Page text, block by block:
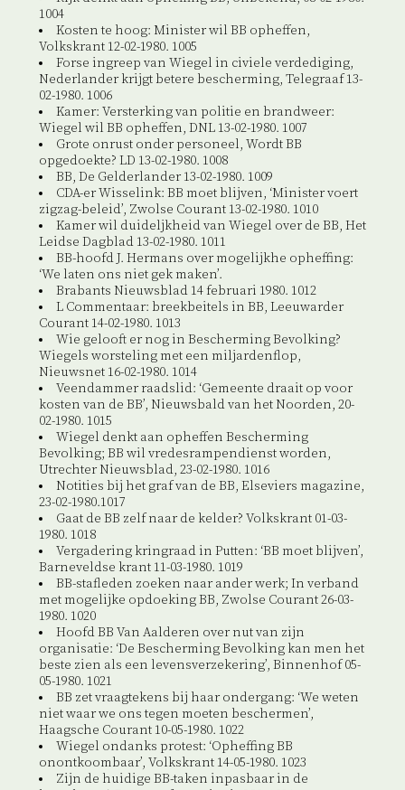
1004
Kosten te hoog: Minister wil BB opheffen,
Volkskrant 12-02-1980. 1005
Forse ingreep van Wiegel in civiele verdediging,
Nederlander krijgt betere bescherming, Telegraaf 13-
02-1980. 1006
Kamer: Versterking van politie en brandweer:
Wiegel wil BB opheffen, DNL 13-02-1980. 1007
Grote onrust onder personeel, Wordt BB
opgedoekte? LD 13-02-1980. 1008
BB, De Gelderlander 13-02-1980. 1009
CDA-er Wisselink: BB moet blijven, ‘Minister voert
zigzag-beleid’, Zwolse Courant 13-02-1980. 1010
Kamer wil duideljkheid van Wiegel over de BB, Het
Leidse Dagblad 13-02-1980. 1011
BB-hoofd J. Hermans over mogelijkhe opheffing:
‘We laten ons niet gek maken’.
Brabants Nieuwsblad 14 februari 1980. 1012
L Commentaar: breekbeitels in BB, Leeuwarder
Courant 14-02-1980. 1013
Wie gelooft er nog in Bescherming Bevolking?
Wiegels worsteling met een miljardenflop,
Nieuwsnet 16-02-1980. 1014
Veendammer raadslid: ‘Gemeente draait op voor
kosten van de BB’, Nieuwsbald van het Noorden, 20-
02-1980. 1015
Wiegel denkt aan opheffen Bescherming
Bevolking; BB wil vredesrampendienst worden,
Utrechter Nieuwsblad, 23-02-1980. 1016
Notities bij het graf van de BB, Elseviers magazine,
23-02-1980.1017
Gaat de BB zelf naar de kelder? Volkskrant 01-03-
1980. 1018
Vergadering kringraad in Putten: ‘BB moet blijven’,
Barneveldse krant 11-03-1980. 1019
BB-stafleden zoeken naar ander werk; In verband
met mogelijke opdoeking BB, Zwolse Courant 26-03-
1980. 1020
Hoofd BB Van Aalderen over nut van zijn
organisatie: ‘De Bescherming Bevolking kan men het
beste zien als een levensverzekering’, Binnenhof 05-
05-1980. 1021
BB zet vraagtekens bij haar ondergang: ‘We weten
niet waar we ons tegen moeten beschermen’,
Haagsche Courant 10-05-1980. 1022
Wiegel ondanks protest: ‘Opheffing BB
onontkoombaar’, Volkskrant 14-05-1980. 1023
Zijn de huidige BB-taken inpasbaar in de